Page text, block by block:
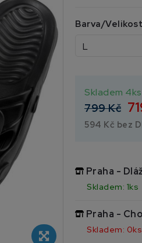
Barva/
Skladem 4ks
799 Kč
594 Kč bez
Praha -
Skladem: 1ks
Praha -
Skladem: 0ks